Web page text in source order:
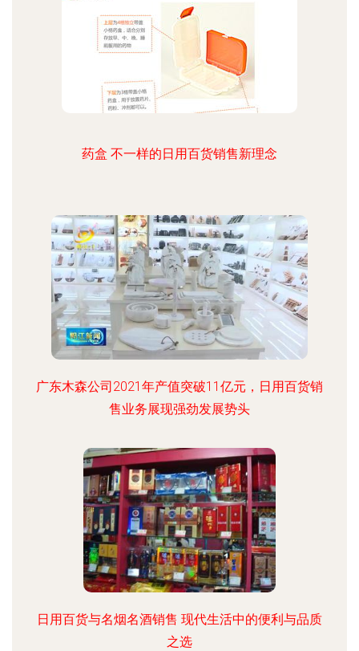
药盒 不一样的日用百货销售新理念
广东木森公司2021年产值突破11亿元，日用百货销
售业务展现强劲发展势头
日用百货与名烟名酒销售 现代生活中的便利与品质
之选